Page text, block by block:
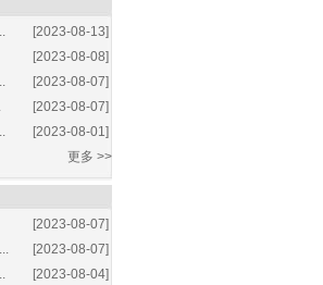
[2023-08-13]
[2023-08-08]
[2023-08-07]
[2023-08-07]
[2023-08-01]
更多 >>
[2023-08-07]
[2023-08-07]
[2023-08-04]